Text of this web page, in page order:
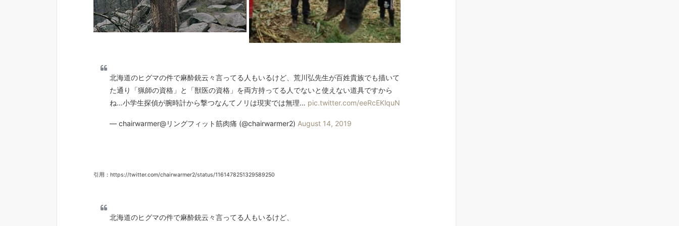
北海道のヒグマの件で麻酔銃云々言ってる人もいるけど、荒川弘先生が百姓貴族でも描いて
た通り「猟師の資格」と「獣医の資格」を両方持ってる人でないと使えない道具ですから
ね…小学生探偵が腕時計から撃つなんてノリは現実では無理… pic.twitter.com/eeRcEKlquN
— chairwarmer@リングフィット筋肉痛 (@chairwarmer2) August 14, 2019
引用：https://twitter.com/chairwarmer2/status/1161478251329589250
北海道のヒグマの件で麻酔銃云々言ってる人もいるけど、